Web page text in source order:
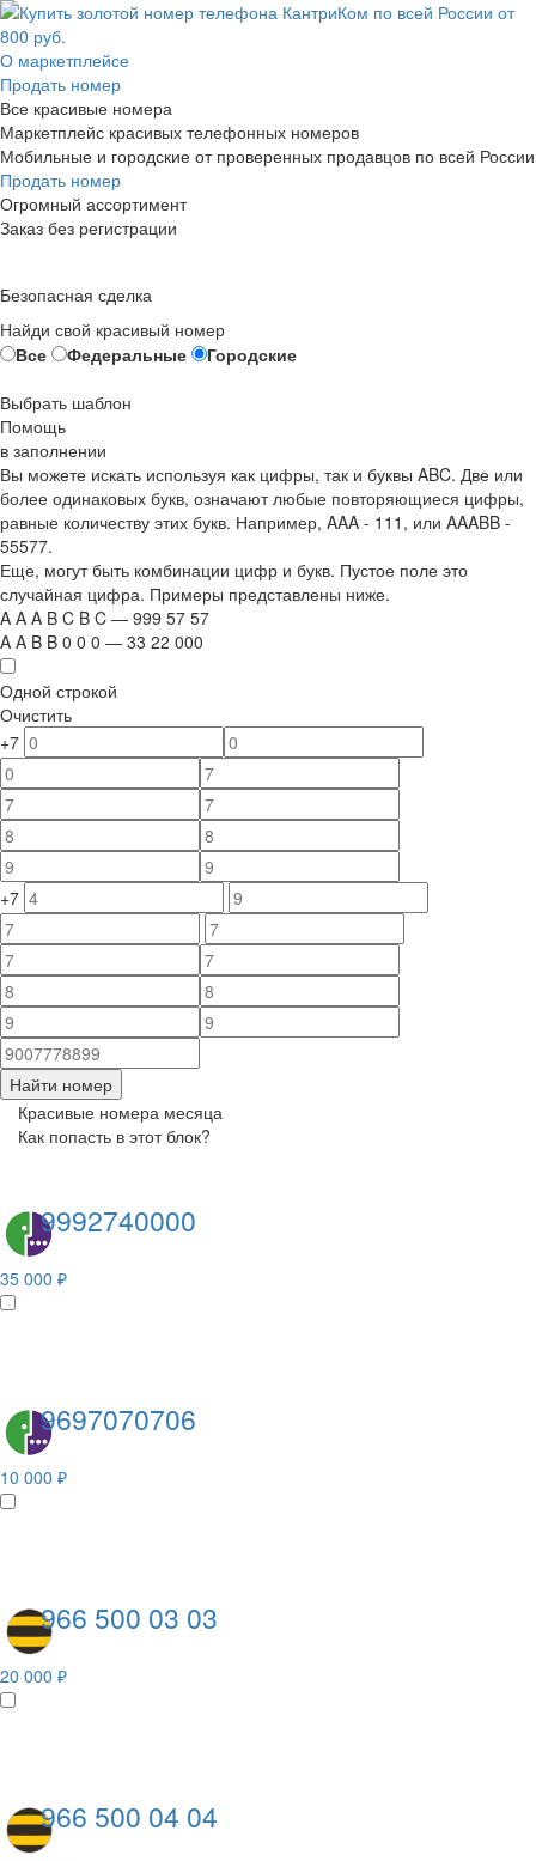
О маркетплейсе
Продать номер
Все красивые номера
Маркетплейс красивых телефонных номеров
Мобильные и городские от проверенных продавцов по всей России
Продать номер
Огромный ассортимент
Заказ без регистрации
Безопасная сделка
Найди свой красивый номер
Все
Федеральные
Городские
Выбрать шаблон
Помощь
в заполнении
Вы можете искать используя как цифры, так и буквы ABC. Две или
более одинаковых букв, означают любые повторяющиеся цифры,
равные количеству этих букв. Например, AAA - 111 , или AAABB -
55577.
Еще, могут быть комбинации цифр и букв. Пустое поле это
случайная цифра. Примеры представлены ниже.
A A A B C B C — 999 57 57
A A B B 0 0 0 — 33 22 000
Одной строкой
Очистить
+7
+7
Найти номер
Красивые номера месяца
Как попасть в этот блок?
9992740000
35 000 ₽
9697070706
10 000 ₽
966 500 03 03
20 000 ₽
966 500 04 04